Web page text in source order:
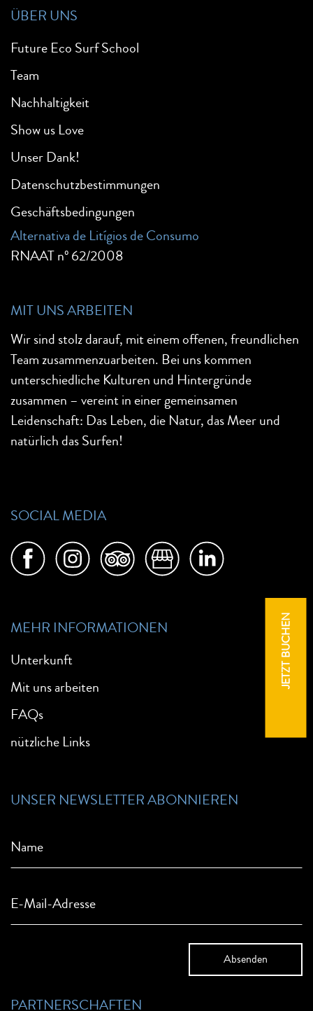
JETZT BUCHEN
ÜBER UNS
Future Eco Surf School
Team
Nachhaltigkeit
Show us Love
Unser Dank!
Datenschutzbestimmungen
Geschäftsbedingungen
Alternativa de Litígios de Consumo
RNAAT nº 62/2008
MIT UNS ARBEITEN
Wir sind stolz darauf, mit einem offenen, freundlichen
Team zusammenzuarbeiten. Bei uns kommen
unterschiedliche Kulturen und Hintergründe
zusammen – vereint in einer gemeinsamen
Leidenschaft: Das Leben, die Natur, das Meer und
natürlich das Surfen!
SOCIAL MEDIA
MEHR INFORMATIONEN
Unterkunft
Mit uns arbeiten
FAQs
nützliche Links
UNSER NEWSLETTER ABONNIEREN
Name
E-Mail-Adresse
PARTNERSCHAFTEN